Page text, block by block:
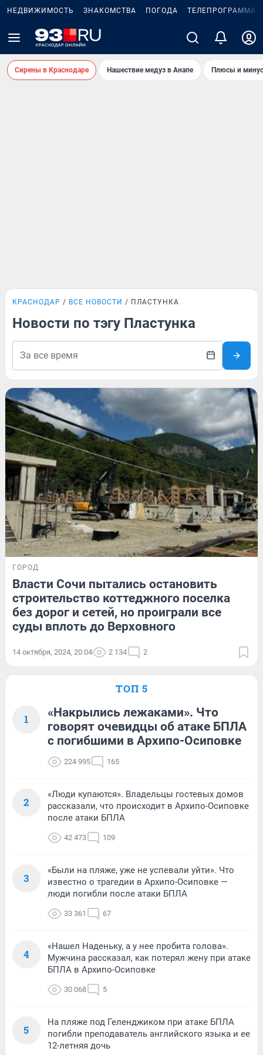
НЕДВИЖИМОСТЬ ЗНАКОМСТВА ПОГОДА ТЕЛЕПРОГРАММА
Сирены в Краснодаре Нашествие медуз в Анапе Плюсы и
КРАСНОДАР ВСЕ НОВОСТИ ПЛАСТУНКА
Новости по тэгу Пластунка
ГОРОД
Власти Сочи пытались остановить
строительство коттеджного поселка
без дорог и сетей, но проиграли все
суды вплоть до Верховного
14 октября, 2024, 20:04 2 134 2
ТОП 5
1
«Накрылись лежаками». Что
говорят очевидцы об атаке БПЛА
с погибшими в Архипо-Осиповке
224 995 165
2
«Люди купаются». Владельцы гостевых домов
рассказали, что происходит в Архипо-Осиповке
после атаки БПЛА
42 473 109
3
«Были на пляже, уже не успевали уйти». Что
известно о трагедии в Архипо-Осиповке —
люди погибли после атаки БПЛА
33 361 67
4
«Нашел Наденьку, а у нее пробита голова».
Мужчина рассказал, как потерял жену при атаке
БПЛА в Архипо-Осиповке
30 068 5
5
На пляже под Геленджиком при атаке БПЛА
погибли преподаватель английского языка и ее
12-летняя дочь